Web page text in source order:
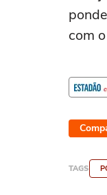
com
TAGS